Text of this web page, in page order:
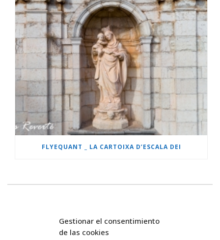
Gestionar el consentimiento
de las cookies
FLYEQUANT _ LA CARTOIXA D’ESCALA DEI